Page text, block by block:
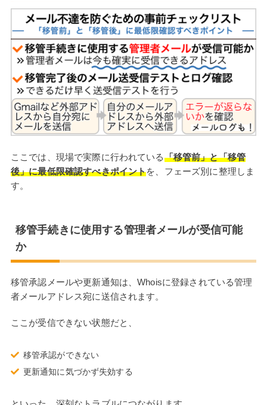
ここでは、現場で実際に行われている「移管前」と「移管
後」に最低限確認すべきポイントを、フェーズ別に整理しま
す。
移管手続きに使用する管理者メールが受信可能
か
移管承認メールや更新通知は、Whoisに登録されている管理
者メールアドレス宛に送信されます。
ここが受信できない状態だと、
移管承認ができない
更新通知に気づかず失効する